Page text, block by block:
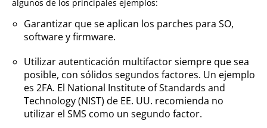
algunos de los principales ejemplos:
Garantizar que se aplican los parches para SO,
software y firmware.
Utilizar autenticación multifactor siempre que sea
posible, con sólidos segundos factores. Un ejemplo
es 2FA. El National Institute of Standards and
Technology (NIST) de EE. UU. recomienda no
utilizar el SMS como un segundo factor.